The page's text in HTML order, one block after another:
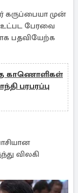
கருப்பையா முன்​
பேர​வை​
பதவி​யேற்க
காணொளிகள்
பரபரப்பு
விலகி